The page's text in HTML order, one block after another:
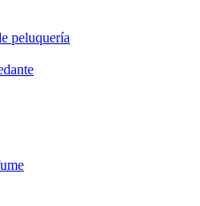
peluquería